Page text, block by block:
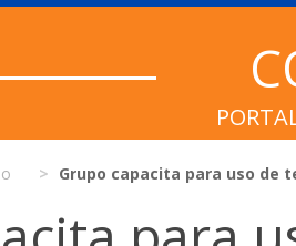
Grupo capacita para uso de